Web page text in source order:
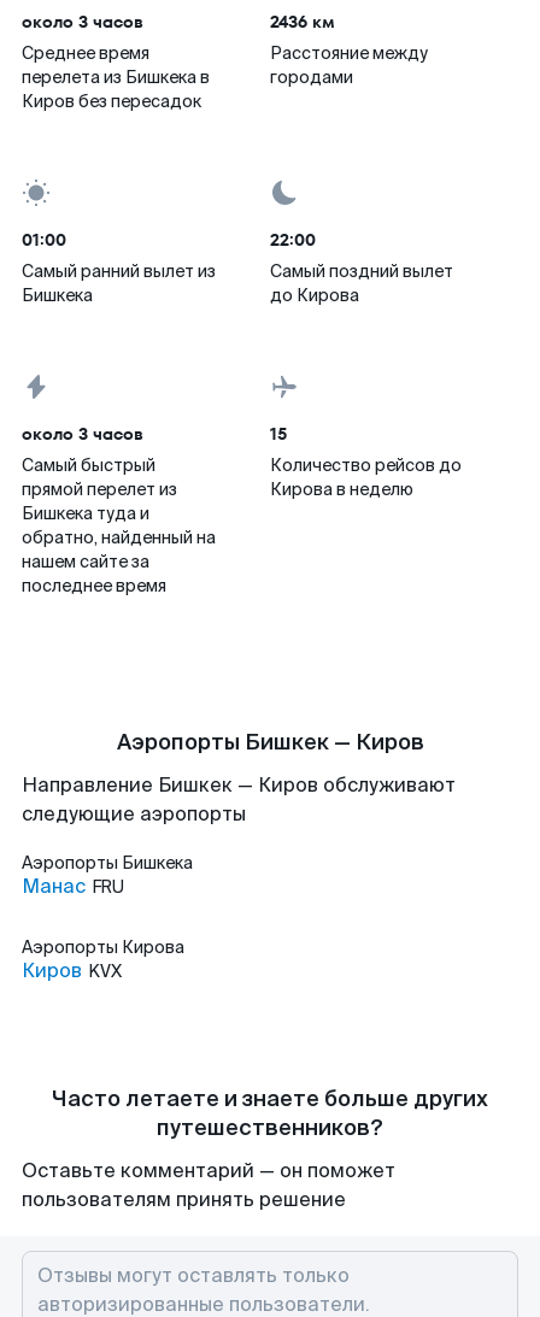
около 3 часов
Среднее время
перелета из Бишкека в
Киров без пересадок
2436 км
Расстояние между
городами
01:00
Самый ранний вылет из
Бишкека
22:00
Самый поздний вылет
до Кирова
около 3 часов
Самый быстрый
прямой перелет из
Бишкека туда и
обратно, найденный на
нашем сайте за
последнее время
15
Количество рейсов до
Кирова в неделю
Аэропорты Бишкек — Киров
Направление Бишкек — Киров обслуживают
следующие аэропорты
Аэропорты Бишкека
Манас FRU
Аэропорты Кирова
Киров KVX
Часто летаете и знаете больше других
путешественников?
Оставьте комментарий — он поможет
пользователям принять решение